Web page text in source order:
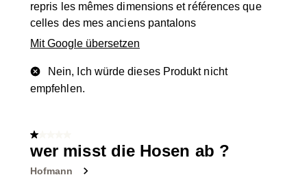
repris les mêmes dimensions et références que
celles des mes anciens pantalons
Mit Google übersetzen
Nein, Ich würde dieses Produkt nicht
empfehlen.
1 von 5 Sternen.
wer misst die Hosen ab ?
Hofmann